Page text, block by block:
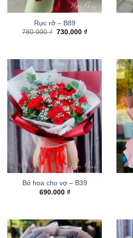
Rực rỡ – B89
780.000₫ Giá
730.000₫Giá
Bó hoa cho vợ – B39
690.000 ₫